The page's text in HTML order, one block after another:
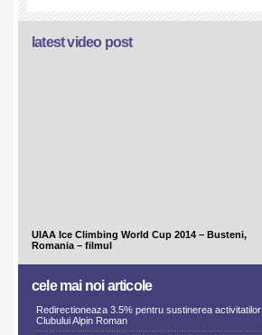
latest video post
UIAA Ice Climbing World Cup 2014 – Busteni,
Romania – filmul
cele mai noi articole
Redirectioneaza 3.5% pentru sustinerea activitatilor
Clubului Alpin Roman